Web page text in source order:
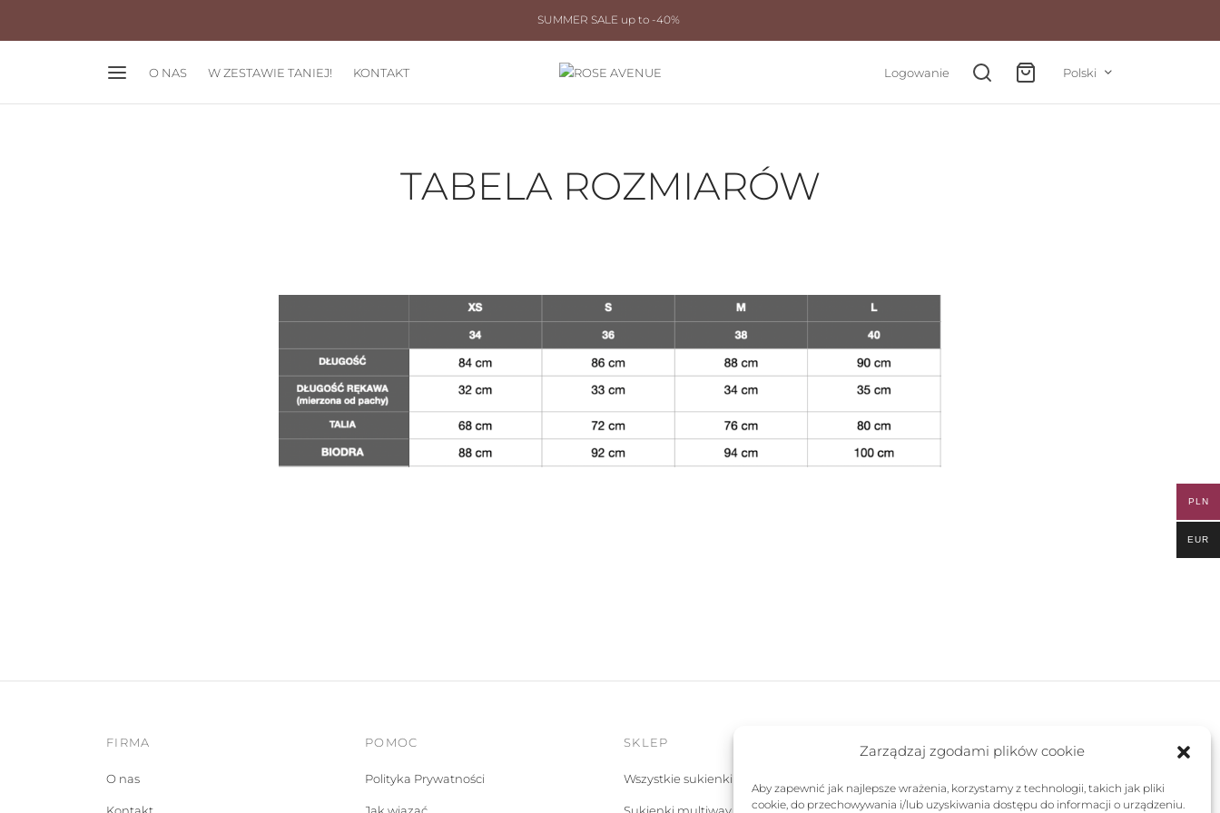
Zarządzaj zgodami plików cookie
Aby zapewnić jak najlepsze wrażenia, korzystamy z technologii, takich jak pliki
cookie, do przechowywania i/lub uzyskiwania dostępu do informacji o urządzeniu.
SUMMER SALE up to -40%
O NAS W ZESTAWIE TANIEJ! KONTAKT Logowanie Polski
TABELA ROZMIARÓW
FIRMA
O nas
Kontakt
POMOC
Polityka Prywatności
Jak wiązać
SKLEP
Wszystkie sukienki
Sukienki multiway
PLN
EUR